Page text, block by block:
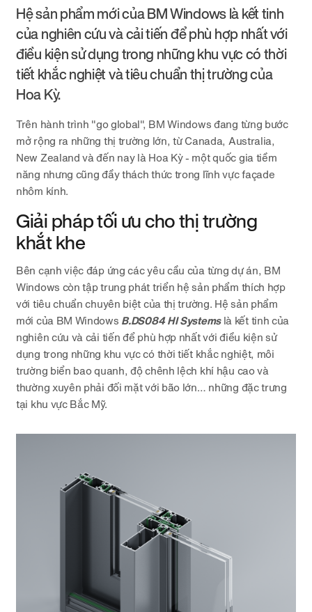
Hệ sản phẩm mới của BM Windows là kết tinh
của nghiên cứu và cải tiến để phù hợp nhất với
điều kiện sử dụng trong những khu vực có thời
tiết khắc nghiệt và tiêu chuẩn thị trường của
Hoa Kỳ.
Trên hành trình "go global", BM Windows đang từng bước
mở rộng ra những thị trường lớn, từ Canada, Australia,
New Zealand và đến nay là Hoa Kỳ - một quốc gia tiềm
năng nhưng cũng đầy thách thức trong lĩnh vực façade
nhôm kính.
Giải pháp tối ưu cho thị trường
khắt khe
Bên cạnh việc đáp ứng các yêu cầu của từng dự án, BM
Windows còn tập trung phát triển hệ sản phẩm thích hợp
với tiêu chuẩn chuyên biệt của thị trường. Hệ sản phẩm
mới của BM Windows B.DS084 HI Systemslà kết tinh của
nghiên cứu và cải tiến để phù hợp nhất với điều kiện sử
dụng trong những khu vực có thời tiết khắc nghiệt, môi
trường biển bao quanh, độ chênh lệch khí hậu cao và
thường xuyên phải đối mặt với bão lớn… những đặc trưng
tại khu vực Bắc Mỹ.